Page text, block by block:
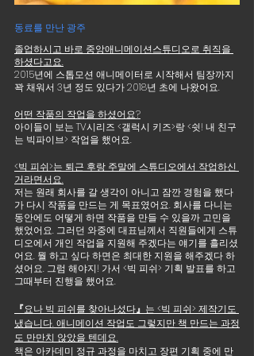
동료를 만난 광주
졸업하시고 바로 중앙애니메이션스튜디오로 취직을
하셨다고요.
2015년에 스톱모션 애니메이터로 시작해서 팀장까지
꽉 채워서 3년 정도 있다가 2018년 초에 나왔어요.
어떤 작품의 작업을 하셨어요?
아이들이 보는 TV시리즈 <갤럭시 키즈>랑 <쉿! 내 친구
는 빅파이브> 작업을 했어요.
<빅 피쉬>는 퇴근 후랑 주말에 스튜디오에서 작업하신
거라면서요.
저는 원래 회사를 갈 생각이 아니고 잠깐 경험을 했다
가 다시 작품을 만드는 게 목표였어요. 회사를 다니는
동안에도 어떻게 하면 작품을 만들 수 있을까 고민을
했었어요. 그러던 와중에 대표님께서 직원들에게 스튜
디오에서 개인 작업을 지원해 주겠다는 얘기를 흘리셨
어요. 뭘 하고 싶다 하면은 최대한 지원을 해주겠다 하
셨어요. 그럼 해야지! 가서 <빅 피쉬> 기획 발표를 하고
그때부터 진행을 했어요.
『요나 빅 피쉬를 찾아나섰다』 는 <빅 피쉬> 제작기도
냈습니다. 애니메이션 작업도 그렇지만 책 만드는 과정
도 만만치 않았을 텐데요.
책은 아카데미 정규 과정을 마치고 장편 기획 중에 만